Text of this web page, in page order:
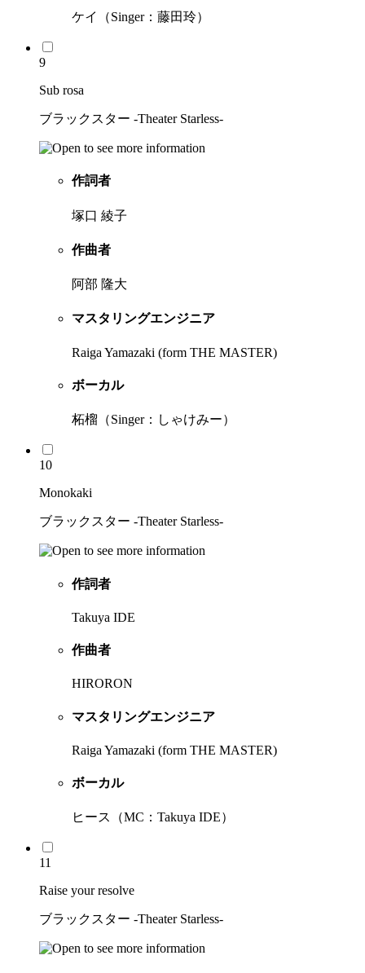
ケイ（Singer：藤田玲）
9
Sub rosa
ブラックスター -Theater Starless-
作詞者
塚口 綾子
作曲者
阿部 隆大
マスタリングエンジニア
Raiga Yamazaki (form THE MASTER)
ボーカル
柘榴（Singer：しゃけみー）
10
Monokaki
ブラックスター -Theater Starless-
作詞者
Takuya IDE
作曲者
HIRORON
マスタリングエンジニア
Raiga Yamazaki (form THE MASTER)
ボーカル
ヒース（MC：Takuya IDE）
11
Raise your resolve
ブラックスター -Theater Starless-